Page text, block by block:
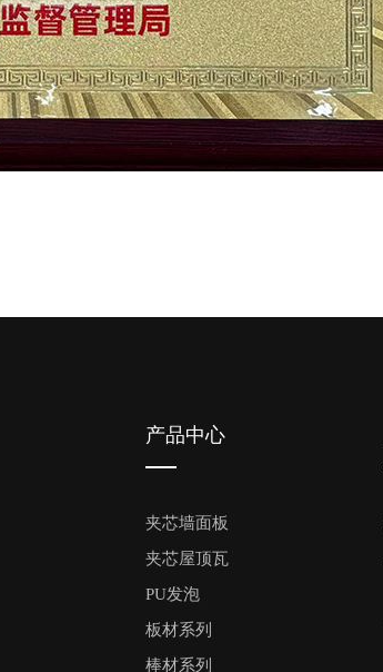
产品中心
夹芯墙面板
夹芯屋顶瓦
PU发泡
板材系列
棒材系列